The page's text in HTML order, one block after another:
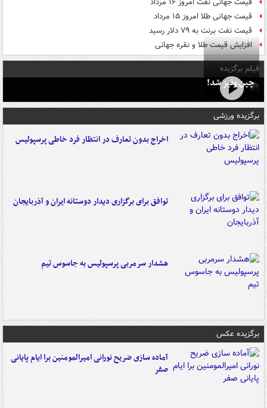
قیمت جهانی طلا امروز ۱۵ مرداد
قیمت نفت برنت به ۷۹ دلار رسید
افزایش قیمت طلا و نقره جهانی
فیلم برگزیده
چین ونیز شد!
برگزیده ورزشی
اخراج بدون تعارف در انتظار فرد خاطی پرسپولیس
توافق برای برگزاری دیدار دوستانه ایران و آذربایجان
هشدار سرمربی پرسپولیس به جاسوس تیم
برگزیده عکس
آماده سازی ضریح نورانی امیرالمومنین برا ایام پایانی
صفر